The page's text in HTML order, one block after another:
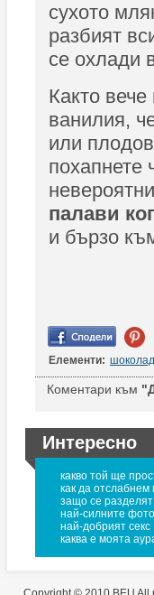
сухото
разбият
се охлади
Както
ванилия,
или
похапнете
палави
и бързо
Елементи:
Коментари към
Интересно
какво той ще
как да отслабнем
защо се
най-силните
най-добрият секс
каква е моята